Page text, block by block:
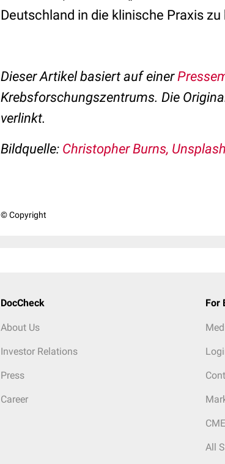
Deutschland in die klinische Praxis zu
Dieser Artikel basiert auf einer
Krebsforschungszentrums. Die
verlinkt.
Bildquelle: Christopher Burns, Unsplash
© Copyright
DocCheck
About Us
Investor Relations
Press
Career
For
All